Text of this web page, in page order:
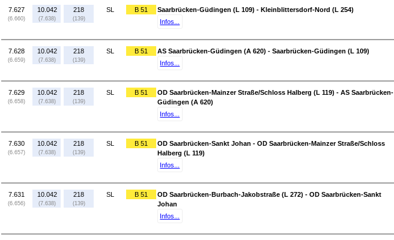
7.627
(6.660)
10.042
(7.638)
218
(139)
SL B 51
Saarbrücken-Güdingen (L 109) - Kleinblittersdorf-Nord (L 254)
Infos...
7.628
(6.659)
10.042
(7.638)
218
(139)
SL B 51
AS Saarbrücken-Güdingen (A 620) - Saarbrücken-Güdingen (L 109)
Infos...
7.629
(6.658)
10.042
(7.638)
218
(139)
SL B 51
OD Saarbrücken-Mainzer Straße/Schloss Halberg (L 119) - AS Saarbrücken-
Güdingen (A 620)
Infos...
7.630
(6.657)
10.042
(7.638)
218
(139)
SL B 51
OD Saarbrücken-Sankt Johan - OD Saarbrücken-Mainzer Straße/Schloss
Halberg (L 119)
Infos...
7.631
(6.656)
10.042
(7.638)
218
(139)
SL B 51
OD Saarbrücken-Burbach-Jakobstraße (L 272) - OD Saarbrücken-Sankt
Johan
Infos...